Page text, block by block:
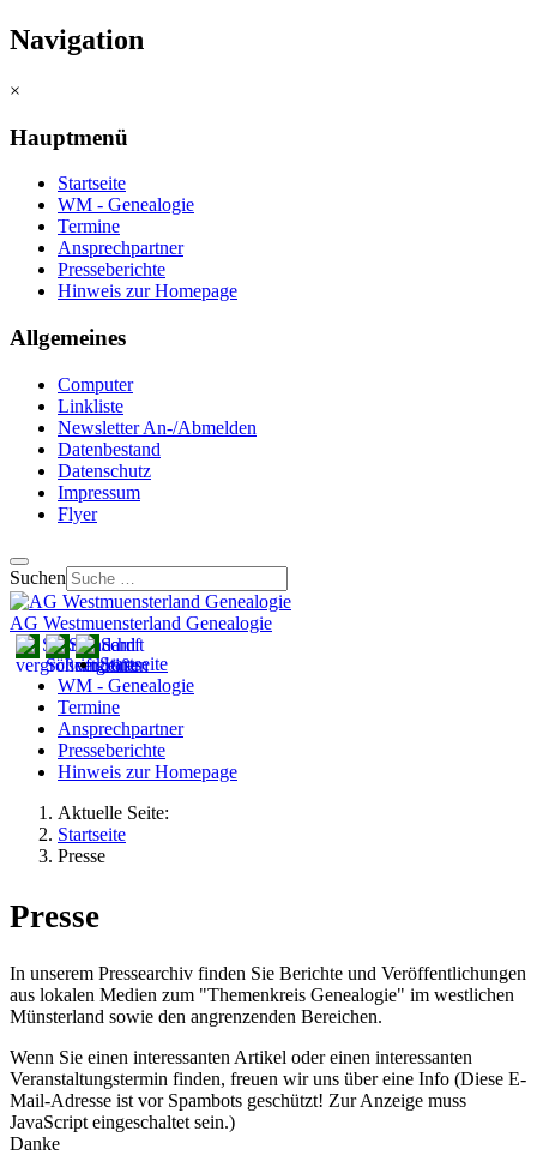
Navigation
×
Hauptmenü
Startseite
WM - Genealogie
Termine
Ansprechpartner
Presseberichte
Hinweis zur Homepage
Allgemeines
Computer
Linkliste
Newsletter An-/Abmelden
Datenbestand
Datenschutz
Impressum
Flyer
Suchen
AG Westmuensterland Genealogie
Startseite
WM - Genealogie
Termine
Ansprechpartner
Presseberichte
Hinweis zur Homepage
Aktuelle Seite:
Startseite
Presse
Presse
In unserem Pressearchiv finden Sie Berichte und Veröffentlichungen
aus lokalen Medien zum "Themenkreis Genealogie" im westlichen
Münsterland sowie den angrenzenden Bereichen.
Wenn Sie einen interessanten Artikel oder einen interessanten
Veranstaltungstermin finden, freuen wir uns über eine Info (Diese E-
Mail-Adresse ist vor Spambots geschützt! Zur Anzeige muss
JavaScript eingeschaltet sein.)
Danke